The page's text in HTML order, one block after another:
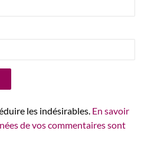
les indésirables. En savoir
de vos commentaires sont